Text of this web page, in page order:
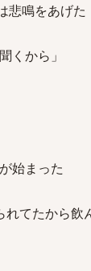
悲鳴をあげた
くから」
始まった
てたから飲